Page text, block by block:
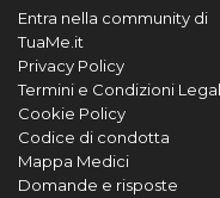
Entra nella community di
TuaMe.it
Privacy Policy
Termini e Condizioni
Cookie Policy
Codice di condotta
Mappa Medici
Domande e risposte